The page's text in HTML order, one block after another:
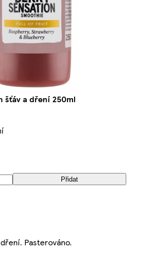
šťáv a dření 250ml
Přidat
Pasterováno.